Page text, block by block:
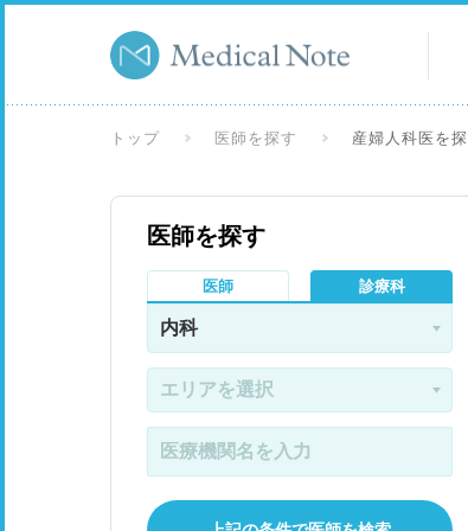
トップ 医師を探す 産婦人科医を
医師を探す
医師 診療科